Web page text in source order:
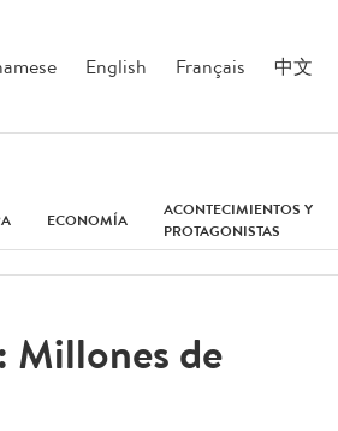
English Français 中文
ECONOMÍA
ACONTECIMIENTOS Y
PROTAGONISTAS
Millones de